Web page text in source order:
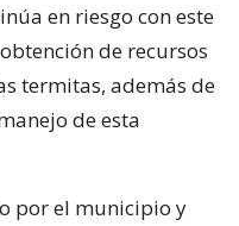
en riesgo con este
de recursos
termitas, además de
de esta
por el municipio y